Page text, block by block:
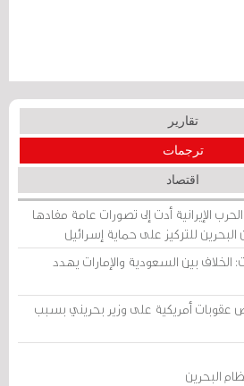
تقارير
ترجمات
اقتصاد
الإيرانية أدت إلى تصورات عامة مفادها
للتركيز على حماية إسرائيل
بين السعودية والإمارات يهدد
أمريكية على وزير بحريني بسبب
البحرين